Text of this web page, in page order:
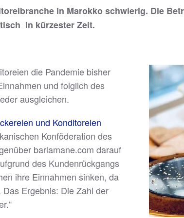
in Marokko schwierig. Die
in kürzester Zeit.
die Pandemie bisher
und folglich des
ausgleichen.
und Konditoreien
Konföderation des
barlamane.com darauf
des Kundenrückgangs
ihre Einnahmen sinken, da
Ergebnis: Die Zahl der